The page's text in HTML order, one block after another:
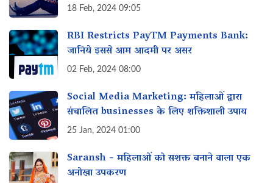
18 Feb, 2024 09:05
RBI Restricts PayTM Payments Bank:
जानिये इससे आम आदमी पर असर‌
02 Feb, 2024 08:00
Social Media Marketing: महिलाओं द्वारा
संचालित businesses के लिए शक्तिशाली उपाय‌
25 Jan, 2024 01:00
Saransh - महिलाओं को सशक्त बनाने वाला एक
अनोखा उपकरण